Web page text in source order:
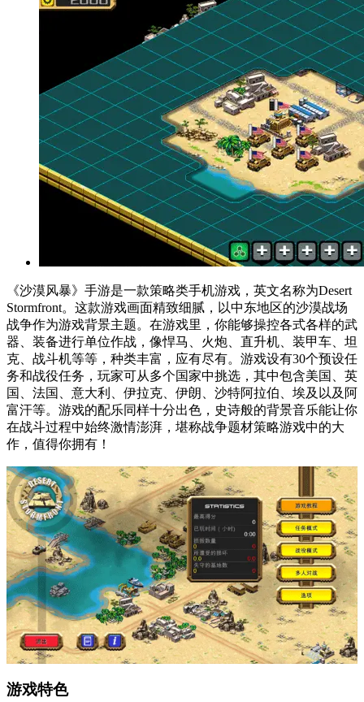
《沙漠风暴》手游是一款策略类手机游戏，英文名称为Desert
Stormfront。这款游戏画面精致细腻，以中东地区的沙漠战场
战争作为游戏背景主题。在游戏里，你能够操控各式各样的武
器、装备进行单位作战，像悍马、火炮、直升机、装甲车、坦
克、战斗机等等，种类丰富，应有尽有。游戏设有30个预设任
务和战役任务，玩家可从多个国家中挑选，其中包含美国、英
国、法国、意大利、伊拉克、伊朗、沙特阿拉伯、埃及以及阿
富汗等。游戏的配乐同样十分出色，史诗般的背景音乐能让你
在战斗过程中始终激情澎湃，堪称战争题材策略游戏中的大
作，值得你拥有！
游戏特色